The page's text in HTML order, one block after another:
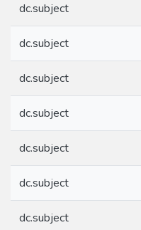
dc.subject
dc.subject
dc.subject
dc.subject
dc.subject
dc.subject
dc.subject